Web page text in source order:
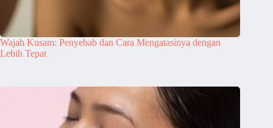
Wajah Kusam: Penyebab dan Cara Mengatasinya dengan
Lebih Tepat